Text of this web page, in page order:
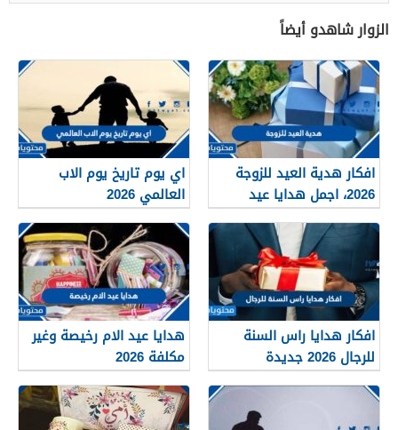
الزوار شاهدو أيضاً
افكار هدية العيد للزوجة
2026، اجمل هدايا عيد
الفطر
اي يوم تاريخ يوم الاب
العالمي 2026
افكار هدايا راس السنة
للرجال 2026 جديدة
هدايا عيد الام رخيصة وغير
مكلفة 2026